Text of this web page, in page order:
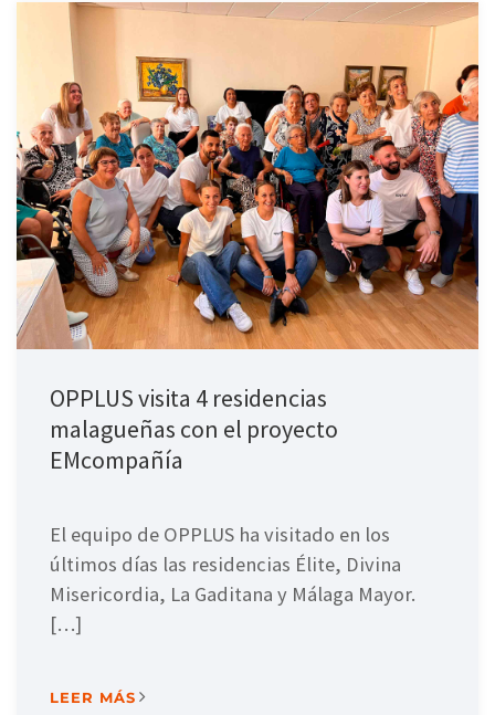
OPPLUS visita 4 residencias
malagueñas con el proyecto
EMcompañía
El equipo de OPPLUS ha visitado en los
últimos días las residencias Élite, Divina
Misericordia, La Gaditana y Málaga Mayor.
[…]
LEER MÁS